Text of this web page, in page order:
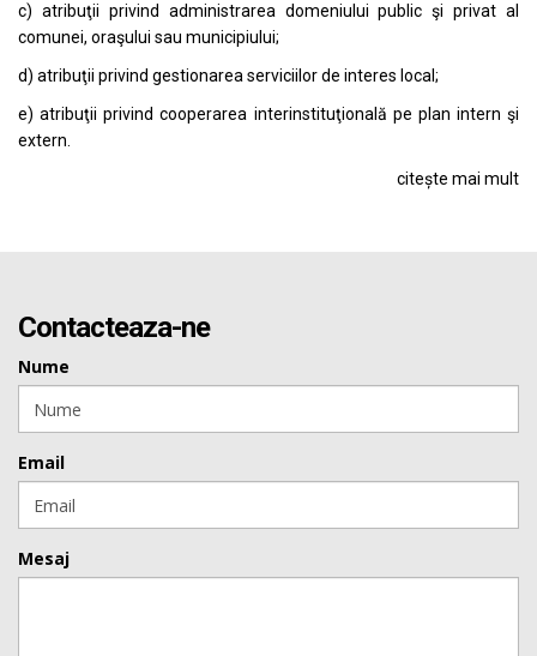
c) atribuţii privind administrarea domeniului public şi privat al
comunei, oraşului sau municipiului;
d) atribuţii privind gestionarea serviciilor de interes local;
e) atribuţii privind cooperarea interinstituţională pe plan intern şi
extern.
citește mai mult
Contacteaza-ne
Nume
Email
Mesaj